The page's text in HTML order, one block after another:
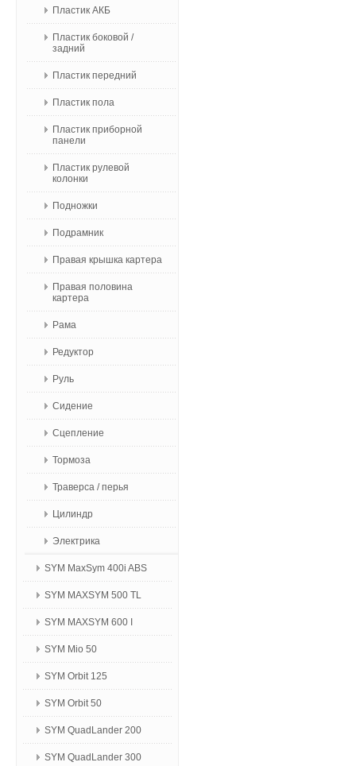
Пластик АКБ
Пластик боковой /
задний
Пластик передний
Пластик пола
Пластик приборной
панели
Пластик рулевой
колонки
Подножки
Подрамник
Правая крышка картера
Правая половина
картера
Рама
Редуктор
Руль
Сидение
Сцепление
Тормоза
Траверса / перья
Цилиндр
Электрика
SYM MaxSym 400i ABS
SYM MAXSYM 500 TL
SYM MAXSYM 600 I
SYM Mio 50
SYM Orbit 125
SYM Orbit 50
SYM QuadLander 200
SYM QuadLander 300